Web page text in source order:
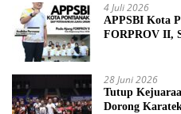
4 Juli 2026
APPSBI Kota
FORPROV II,
28 Juni 2026
Tutup
Dorong